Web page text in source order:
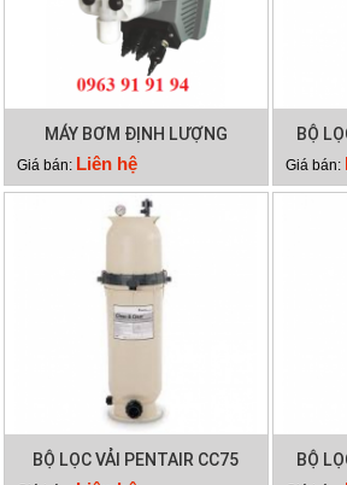
MÁY BƠM ĐỊNH LƯỢNG
EMAUX CTRL7-PH
Giá bán: Liên hệ
BỘ
Giá bán:
BỘ LỌC VẢI PENTAIR CC75 BỘ